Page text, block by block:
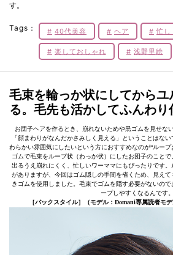
す。
Tags： 40代美容 ヘア 忙し
楽しておしゃれ 浅野里絵
毛束を輪っか状にしてからユ
る。毛先も活かしてふんわり
お団子ヘアを作るとき、崩れないためや黒ゴムを見せな
「顔まわりがなんだかさみしく見える」ということはな
わらかい雰囲気にしたいという方におすすめなのが“ループ
ゴムで毛束をループ状（わっか状）にしたお団子のこと
出るうえ崩れにくく、忙しいワーママにもぴったりです
がありますが、今回はゴム隠しの手間を省くため、見え
きゴムを使用しました。毛束でゴムを隠す必要がないの
ープしやすくなるんです。
［バックスタイル］（モデル：Domani専属読者モ